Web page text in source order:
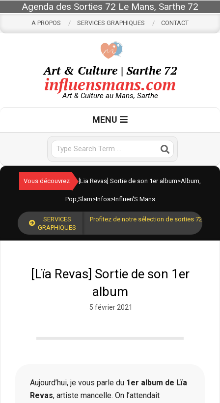
content
Agenda des Sorties 72 Le Mans, Sarthe 72
A PROPOS SERVICES GRAPHIQUES CONTACT
Art & Culture | Sarthe 72
influensmans.com
Art & Culture au Mans, Sarthe
MENU
Vous découvrez [Lïa Revas] Sortie de son 1er album>Album,
Pop,Slam>Infos>Influen'S Mans
SERVICES
GRAPHIQUES
Profitez de notre sélection de sorties 72 pour
[Lïa Revas] Sortie de son 1er
album
5 février 2021
Aujourd’hui, je vous parle du 1er album de Lïa
Revas, artiste mancelle. On l’attendait